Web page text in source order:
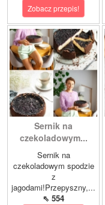
Zobacz przepis!
Sernik na
czekoladowym...
Sernik na
czekoladowym spodzie
z
jagodami!Przepyszny,...
⇖ 554